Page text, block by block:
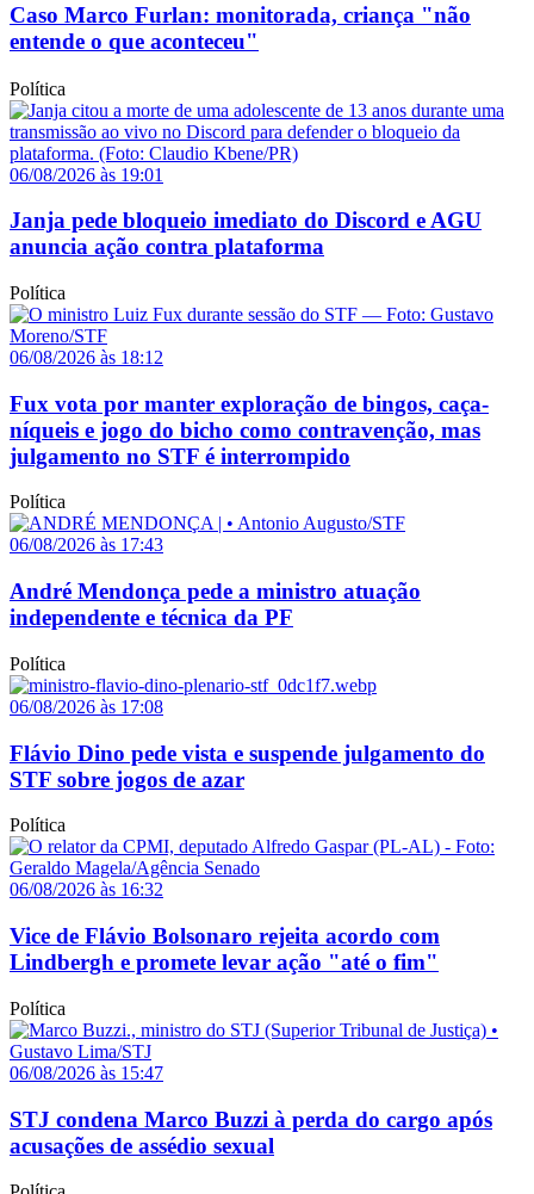
Caso Marco Furlan: monitorada, criança "não
entende o que aconteceu"
Política
06/08/2026 às 19:01
Janja pede bloqueio imediato do Discord e AGU
anuncia ação contra plataforma
Política
06/08/2026 às 18:12
Fux vota por manter exploração de bingos, caça-
níqueis e jogo do bicho como contravenção, mas
julgamento no STF é interrompido
Política
06/08/2026 às 17:43
André Mendonça pede a ministro atuação
independente e técnica da PF
Política
06/08/2026 às 17:08
Flávio Dino pede vista e suspende julgamento do
STF sobre jogos de azar
Política
06/08/2026 às 16:32
Vice de Flávio Bolsonaro rejeita acordo com
Lindbergh e promete levar ação "até o fim"
Política
06/08/2026 às 15:47
STJ condena Marco Buzzi à perda do cargo após
acusações de assédio sexual